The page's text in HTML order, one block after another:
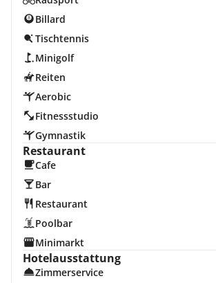
Billard
Tischtennis
Minigolf
Reiten
Aerobic
Fitnessstudio
Gymnastik
Restaurant
Cafe
Bar
Restaurant
Poolbar
Minimarkt
Hotelausstattung
Zimmerservice